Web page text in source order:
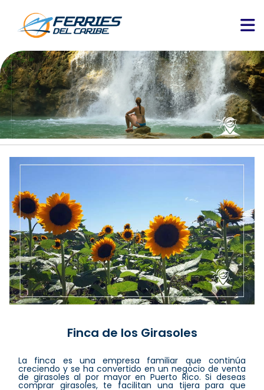
Finca de los Girasoles
La finca es una empresa familiar que continúa
creciendo y se ha convertido en un negocio de venta
de girasoles al por mayor en Puerto Rico. Si deseas
comprar girasoles, te facilitan una tijera para que